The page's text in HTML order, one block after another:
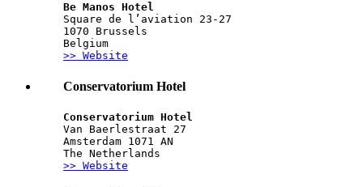
Be Manos Hotel
Square de l’aviation 23-27
1070 Brussels
Belgium
>> Website
Conservatorium Hotel
Conservatorium Hotel
Van Baerlestraat 27
Amsterdam 1071 AN
The Netherlands
>> Website